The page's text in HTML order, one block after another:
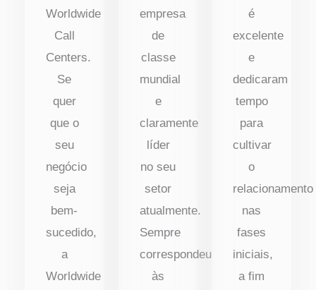
Worldwide
Call
Centers.
Se
quer
que o
seu
negócio
seja
bem-
sucedido,
a
Worldwide
empresa
de
classe
mundial
e
claramente
líder
no seu
setor
atualmente.
Sempre
correspondeu
às
é
excelente
e
dedicaram
tempo
para
cultivar
o
relacionamento
nas
fases
iniciais,
a fim